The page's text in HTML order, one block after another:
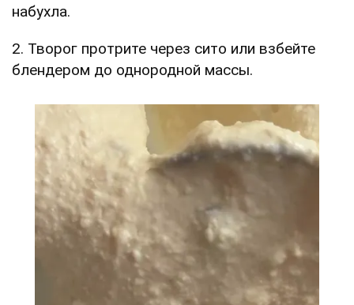
набухла.
2. Творог протрите через сито или взбейте
блендером до однородной массы.